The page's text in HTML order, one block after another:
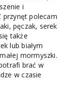
i
przynęt polecam
pęczak, serek
także
lub białym
mormyszki.
brać w
w czasie